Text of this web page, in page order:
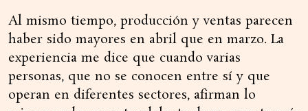
Al mismo tiempo, producción y ventas parecen
haber sido mayores en abril que en marzo. La
experiencia me dice que cuando varias
personas, que no se conocen entre sí y que
operan en diferentes sectores, afirman lo